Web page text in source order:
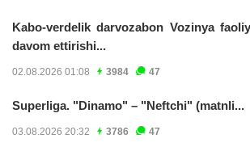
Kabo-verdelik darvozabon Vozinya
davom ettirishi...
02.08.2026 01:08 3984 47
Superliga. "Dinamo" – "Neftchi" (matnli...
03.08.2026 20:32 3786 47